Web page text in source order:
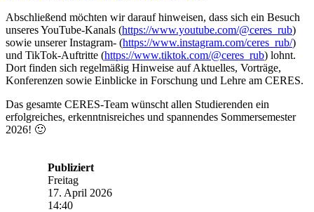
Abschließend möchten wir darauf hinweisen, dass sich ein Besuch
unseres YouTube-Kanals (https://www.youtube.com/@ceres_rub)
sowie unserer Instagram- (https://www.instagram.com/ceres_rub/)
und TikTok-Auftritte (https://www.tiktok.com/@ceres_rub) lohnt.
Dort finden sich regelmäßig Hinweise auf Aktuelles, Vorträge,
Konferenzen sowie Einblicke in Forschung und Lehre am CERES.
Das gesamte CERES-Team wünscht allen Studierenden ein
erfolgreiches, erkenntnisreiches und spannendes Sommersemester
2026! 🙂
Publiziert
Freitag
17. April 2026
14:40